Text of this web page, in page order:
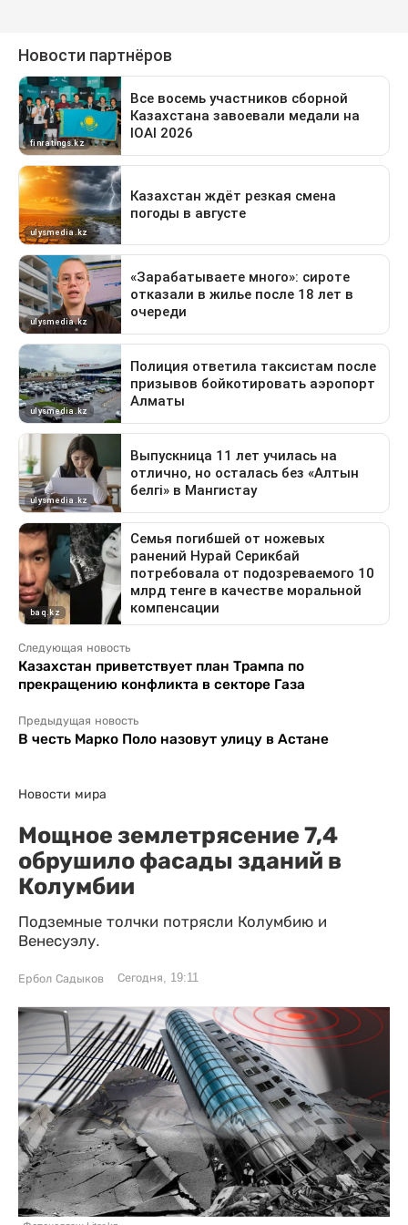
Следующая новость
Казахстан приветствует план Трампа по
прекращению конфликта в секторе Газа
Предыдущая новость
В честь Марко Поло назовут улицу в Астане
Новости мира
Мощное землетрясение 7,4
обрушило фасады зданий в
Колумбии
Подземные толчки потрясли Колумбию и
Венесуэлу.
Ербол Садыков Сегодня, 19:11